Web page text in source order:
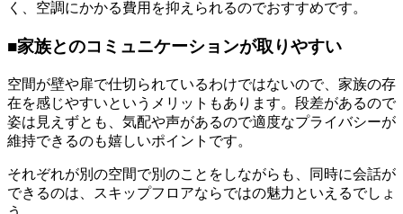
く、空調にかかる費用を抑えられるのでおすすめです。
■家族とのコミュニケーションが取りやすい
空間が壁や扉で仕切られているわけではないので、家族の存
在を感じやすいというメリットもあります。段差があるので
姿は見えずとも、気配や声があるので適度なプライバシーが
維持できるのも嬉しいポイントです。
それぞれが別の空間で別のことをしながらも、同時に会話が
できるのは、スキップフロアならではの魅力といえるでしょ